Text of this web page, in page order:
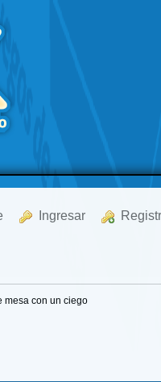
Ingresar
mesa con un ciego